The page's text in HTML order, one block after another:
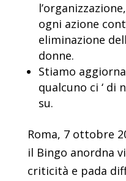
ogni azione
eliminazione
donne.
Stiamo
qualcuno ci ‘ di
su.
Roma, 7 ottobre
il Bingo anordna
criticità e pada